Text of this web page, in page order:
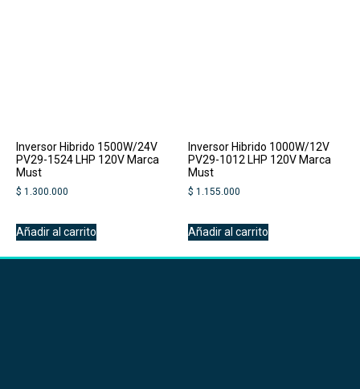
Inversor Hibrido 1500W/24V
PV29-1524 LHP 120V Marca
Must
$ 1.300.000
Añadir al carrito
Inversor Hibrido 1000W/12V
PV29-1012 LHP 120V Marca
Must
$ 1.155.000
Añadir al carrito